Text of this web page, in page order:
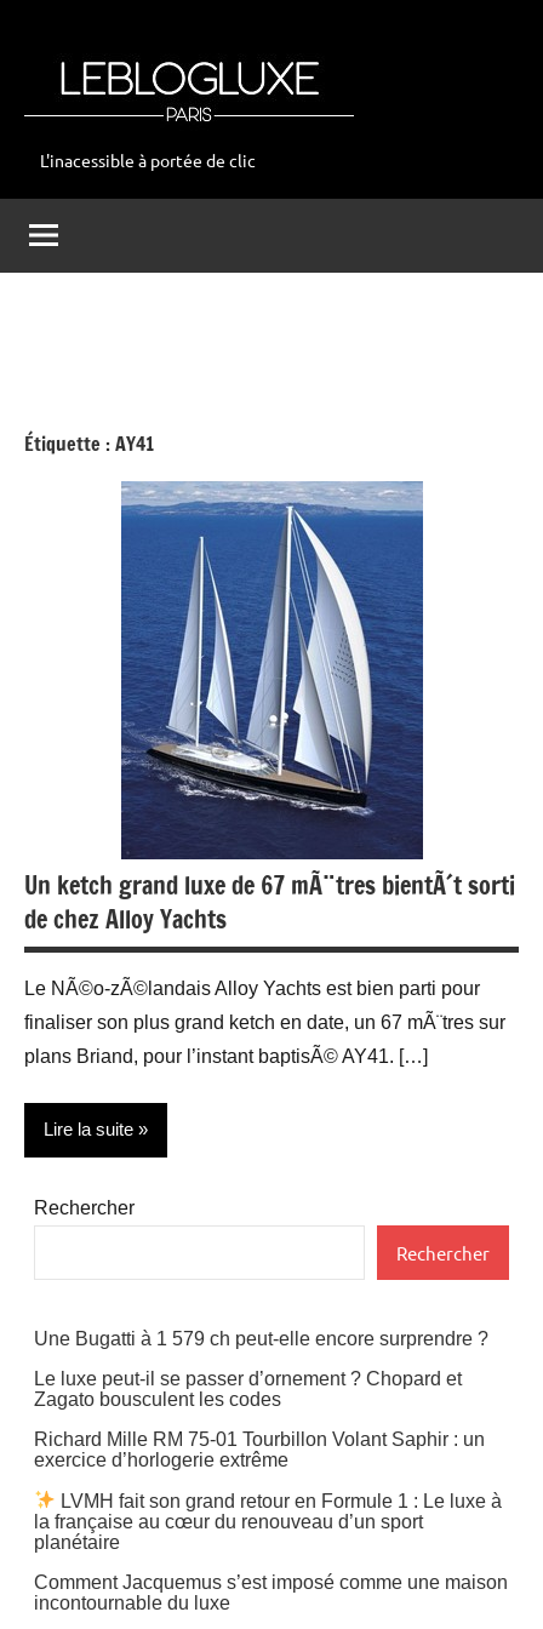
leblogluxe
L'inacessible à portée de clic
Étiquette :AY41
Un ketch grand luxe de 67 mÃ¨tres bientÃ´t sorti
de chez Alloy Yachts
Le NÃ©o-zÃ©landais Alloy Yachts est bien parti pour
finaliser son plus grand ketch en date, un 67 mÃ¨tres sur
plans Briand, pour l’instant baptisÃ© AY41. […]
Lire la suite
Actualité
Rechercher
Rechercher
Une Bugatti à 1 579 ch peut-elle encore surprendre ?
Le luxe peut-il se passer d’ornement ? Chopard et
Zagato bousculent les codes
Richard Mille RM 75-01 Tourbillon Volant Saphir : un
exercice d’horlogerie extrême
LVMH fait son grand retour en Formule 1 : Le luxe à
la française au cœur du renouveau d’un sport
planétaire
Comment Jacquemus s’est imposé comme une maison
incontournable du luxe